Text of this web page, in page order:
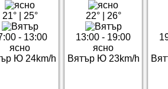
21°| 25°
- 13:00
ясно
Ю 24km/h
22°| 26°
13:00 - 19:00
ясно
Вятър Ю 23km/h